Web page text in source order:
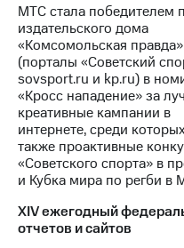
МТС стала победителем
издательского дома
«Комсомольская правда»
(порталы «Советский
sovsport.ru и kp.ru) в
«Кросс нападение» за
креативные кампании в
интернете, среди
также проактивные
«Советского спорта» в
и Кубка мира по регби в
XIV ежегодный
отчетов и сайтов